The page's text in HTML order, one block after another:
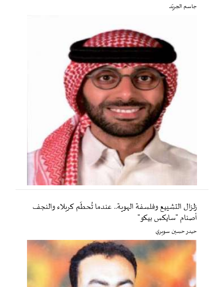
جاسم الجريّد
زلزال التشييع وفلسفة الهوية.. عندما تُحطّم كربلاء والنجف
أصنام "سايكس بيكو"
حيدر حسين سويري